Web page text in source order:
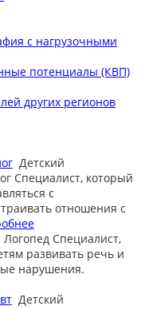
с нагрузочными
потенциалы (КВП)
других регионов
Детский
Специалист, который
с
отношения с
Логопед Специалист,
развивать речь и
нарушения.
Детский